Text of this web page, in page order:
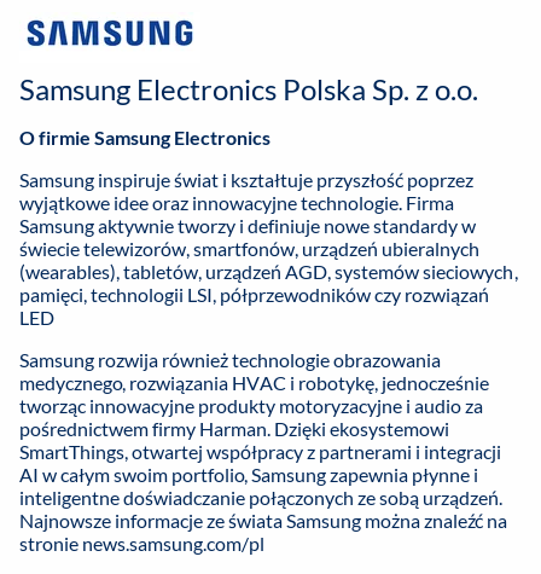
Samsung Electronics Polska Sp. z o.o.
O firmie Samsung Electronics
Samsung inspiruje świat i kształtuje przyszłość poprzez
wyjątkowe idee oraz innowacyjne technologie. Firma
Samsung aktywnie tworzy i definiuje nowe standardy w
świecie telewizorów, smartfonów, urządzeń ubieralnych
(wearables), tabletów, urządzeń AGD, systemów sieciowych,
pamięci, technologii LSI, półprzewodników czy rozwiązań
LED
Samsung rozwija również technologie obrazowania
medycznego, rozwiązania HVAC i robotykę, jednocześnie
tworząc innowacyjne produkty motoryzacyjne i audio za
pośrednictwem firmy Harman. Dzięki ekosystemowi
SmartThings, otwartej współpracy z partnerami i integracji
AI w całym swoim portfolio, Samsung zapewnia płynne i
inteligentne doświadczanie połączonych ze sobą urządzeń.
Najnowsze informacje ze świata Samsung można znaleźć na
stronie news.samsung.com/pl